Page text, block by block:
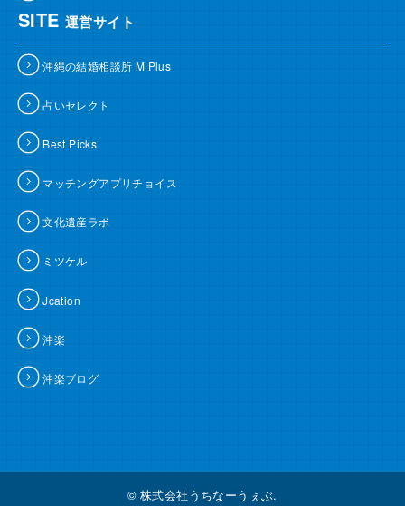
SITE 運営サイト
沖縄の結婚相談所 M Plus
占いセレクト
Best Picks
マッチングアプリチョイス
文化遺産ラボ
ミツケル
Jcation
沖楽
沖楽ブログ
© 株式会社うちなーうぇぶ.